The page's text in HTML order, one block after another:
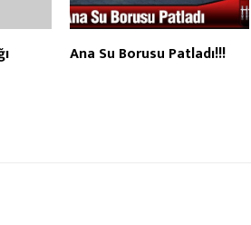
Ana Su Borusu Patladı!!!